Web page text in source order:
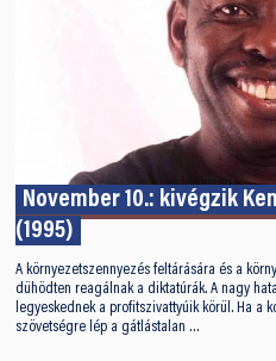
November 10.: kivégzik
(1995)
A környezetszennyezés feltárására és a
dühödten reagálnak a diktatúrák. A nagy
legyeskednek a profitszivattyúik körül. Ha a
szövetségre lép a gátlástalan …